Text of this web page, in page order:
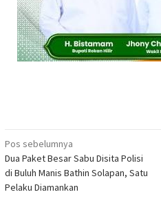
Navigasi
pos
Pos sebelumnya
Dua Paket Besar Sabu Disita Polisi
di Buluh Manis Bathin Solapan, Satu
Pelaku Diamankan